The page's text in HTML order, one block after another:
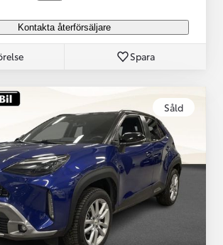
Kontakta återförsäljare
Spara
Såld